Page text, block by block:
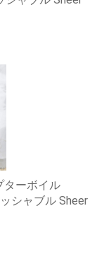
ターボイル
シャブル Sheer